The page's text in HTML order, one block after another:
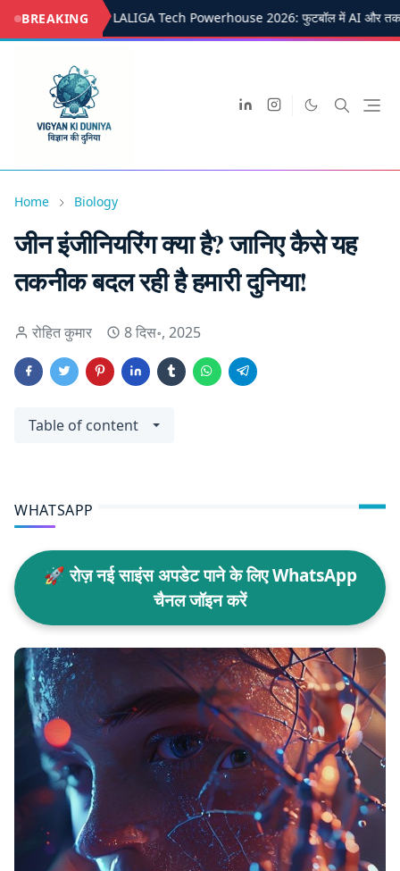
BREAKING LALIGA Tech Powerhouse 2026: फुटबॉल में AI और
Home Biology
जीन इंजीनियरिंग क्या है? जानिए कैसे यह
तकनीक बदल रही है हमारी दुनिया!
रोहित कुमार 8 दिस॰, 2025
Table of content
WHATSAPP
🚀 रोज़ नई साइंस अपडेट पाने के लिए WhatsApp
चैनल जॉइन करें